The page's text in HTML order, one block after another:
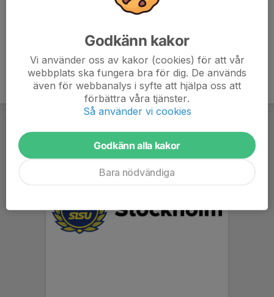
Godkänn kakor
Vi använder oss av kakor (cookies) för att vår
webbplats ska fungera bra för dig. De används
även för webbanalys i syfte att hjälpa oss att
förbättra våra tjänster.
Så använder vi cookies
Godkänn alla kakor
Bara nödvändiga